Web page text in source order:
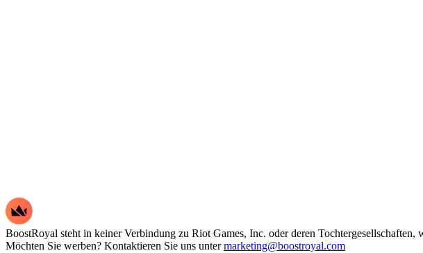
BoostRoyal steht in keiner Verbindung zu Riot Games, Inc. oder deren
Möchten Sie werben? Kontaktieren Sie uns untermarketing@boostroyal.com